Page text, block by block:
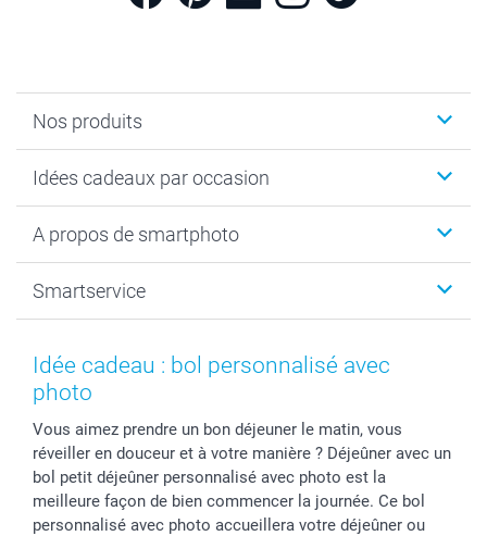
Nos produits
Calendrier photo & Agenda photo
Tirage photo & agrandissement
Faire-part & Cartes
Coques smartphone
Stickers & Etiquettes
Dénicheur d'idées cadeau
Idées cadeaux par occasion
Anniversaire
Naissance & baptême
Fête des Mères
Fête des Pères
Baptême
Toussaint
Rentrée des classes
Saint-Valentin
A propos de smartphoto
Plan du site
Droit de rétraction
Plaintes
Gestion des cookies
Tarifs
Partenariats & Influence
Investisseurs
Smartservice
Aide
smartbonus
Livraison
Modes de paiement
Grandes quantités
Statut de ma commande
Idée cadeau : bol personnalisé avec
photo
Vous aimez prendre un bon déjeuner le matin, vous
réveiller en douceur et à votre manière ? Déjeûner avec un
bol petit déjeûner personnalisé avec photo est la
meilleure façon de bien commencer la journée. Ce bol
personnalisé avec photo accueillera votre déjeûner ou